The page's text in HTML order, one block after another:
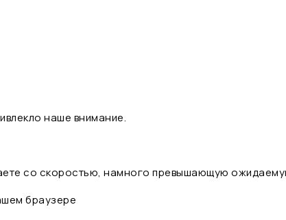
наше внимание.
со скоростью, намного превышающую
браузере